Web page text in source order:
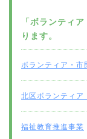
「ボランティ
ります。
ボランティア・市
北区ボランティア
福祉教育推進事業